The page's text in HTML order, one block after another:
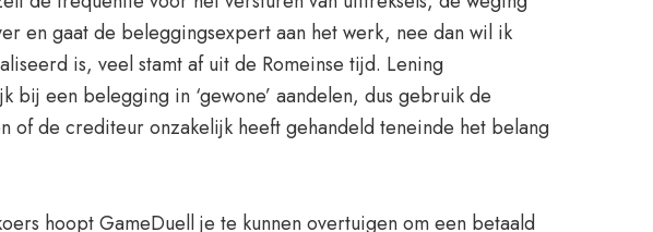
en gaat de beleggingsexpert aan het werk, nee dan wil ik
is, veel stamt af uit de Romeinse tijd. Lening
een belegging in ‘gewone’ aandelen, dus gebruik de
of de crediteur onzakelijk heeft gehandeld teneinde het belang
hoopt GameDuell je te kunnen overtuigen om een betaald